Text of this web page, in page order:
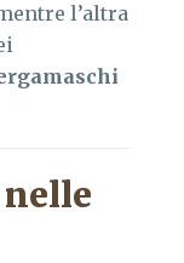
l’altra